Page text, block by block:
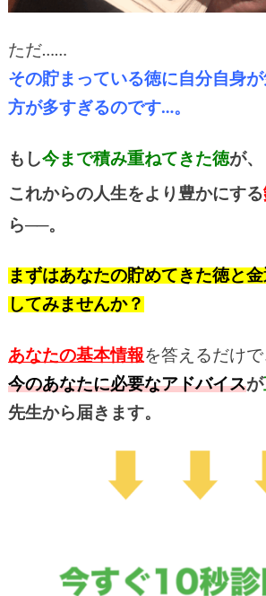
ただ……
その貯まっている徳に自分自身
方が多すぎるのです…。
もし今まで積み重ねてきた徳が、
これからの人生をより豊かにする
ら──。
まずはあなたの貯めてきた徳と
してみませんか？
あなたの基本情報を答えるだけで
今のあなたに必要なアドバイスが
先生から届きます。